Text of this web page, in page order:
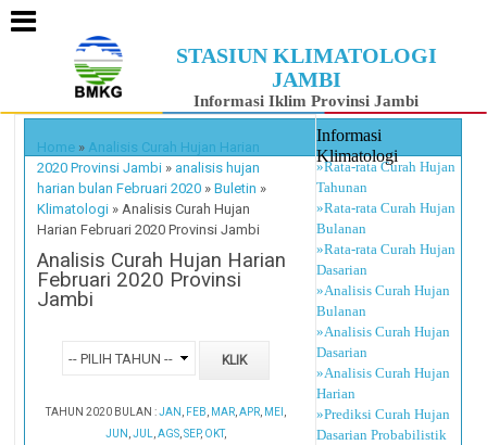
STASIUN KLIMATOLOGI
JAMBI
Informasi Iklim Provinsi Jambi
Home » Analisis Curah Hujan Harian
2020 Provinsi Jambi » analisis hujan
harian bulan Februari 2020 »Buletin »
Klimatologi » Analisis Curah Hujan
Harian Februari 2020 Provinsi Jambi
Analisis Curah Hujan Harian
Februari 2020 Provinsi
Jambi
TAHUN 2020 BULAN :JAN FEB MAR, APR, MEI
JUN JUL AGS, SEP, OKT,
Informasi
Klimatologi
»Rata-rata Curah Hujan
Tahunan
»Rata-rata Curah Hujan
Bulanan
»Rata-rata Curah Hujan
Dasarian
»Analisis Curah Hujan
Bulanan
»Analisis Curah Hujan
Dasarian
»Analisis Curah Hujan
Harian
»Prediksi Curah Hujan
Dasarian Probabilistik